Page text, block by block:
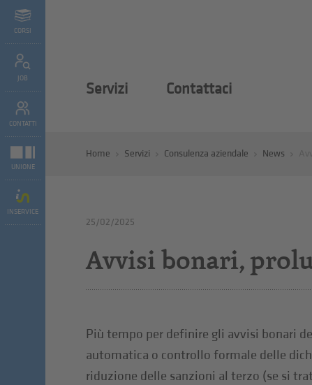
CORSI
JOB
CONTATTI
UNIONE
INSERVICE
Servizi Contattaci
Home Servizi Consulenza aziendale News
25/02/2025
Avvisi bonari,
Più tempo per definire gli avvisi bonari
automatica o controllo formale delle
riduzione delle sanzioni al terzo (se si